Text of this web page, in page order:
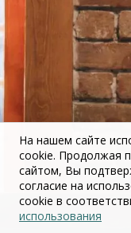
На нашем сайте
cookie. Продолжая
сайтом, Вы
согласие на
cookie в
использования